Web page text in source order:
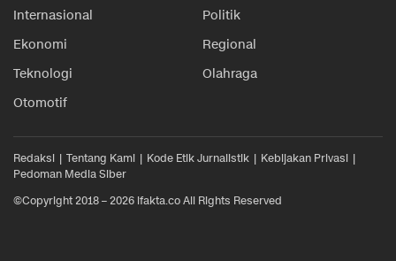
Internasional
Politik
Ekonomi
Regional
Teknologi
Olahraga
Otomotif
Redaksi Tentang Kami Kode Etik Jurnalistik
Kebijakan Privasi
Pedoman Media Siber
©Copyright 2018 – 2026 ifakta.co All Rights Reserved